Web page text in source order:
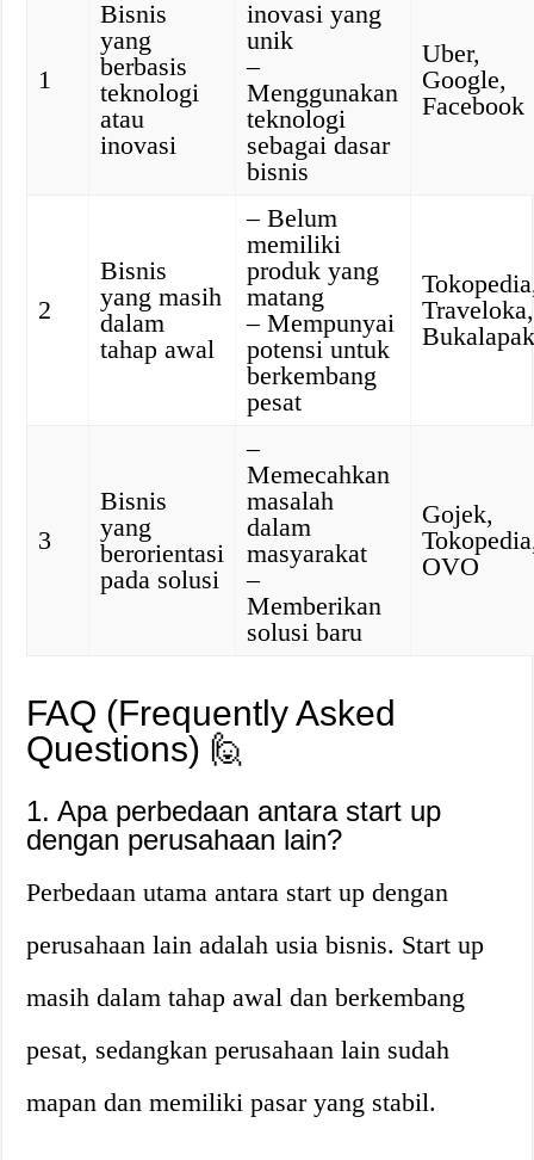
1
Bisnis
yang
berbasis
teknologi
atau
inovasi
inovasi yang
unik
–
Menggunakan
teknologi
sebagai dasar
bisnis
Uber,
Google,
Facebook
2
Bisnis
yang masih
dalam
tahap awal
– Belum
memiliki
produk yang
matang
– Mempunyai
potensi untuk
berkembang
pesat
Traveloka,
3
Bisnis
yang
berorientasi
pada solusi
–
Memecahkan
masalah
dalam
masyarakat
–
Memberikan
solusi baru
Gojek,
OVO
FAQ (Frequently Asked
Questions) 🙋
1. Apa perbedaan antara start up
dengan perusahaan lain?
Perbedaan utama antara start up dengan
perusahaan lain adalah usia bisnis. Start up
masih dalam tahap awal dan berkembang
pesat, sedangkan perusahaan lain sudah
mapan dan memiliki pasar yang stabil.